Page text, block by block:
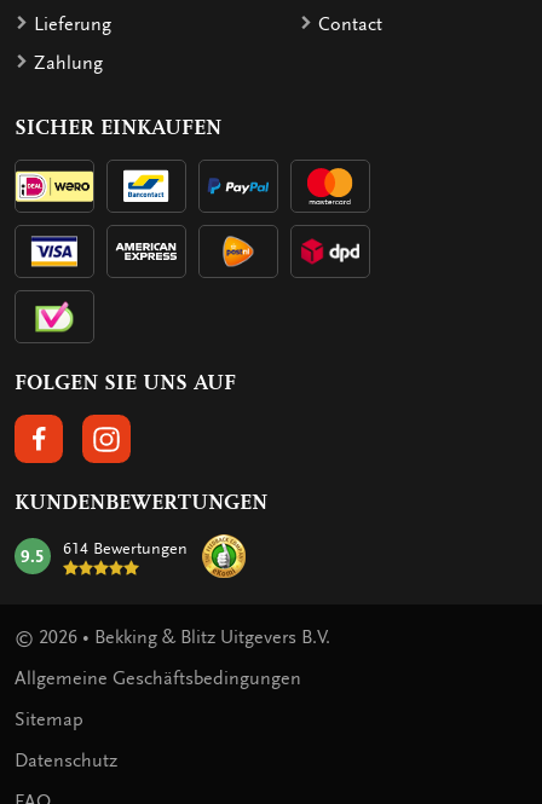
Lieferung
Zahlung
Contact
SICHER EINKAUFEN
FOLGEN SIE UNS AUF
FOLGEN SIE UNS AUF FACEBOOK
FOLGEN SIE UNS AUF INSTAGRAM
KUNDENBEWERTUNGEN
mark:
9.5 614 Bewertungen
© 2026 • Bekking & Blitz Uitgevers B.V.
Allgemeine Geschäftsbedingungen
Sitemap
Datenschutz